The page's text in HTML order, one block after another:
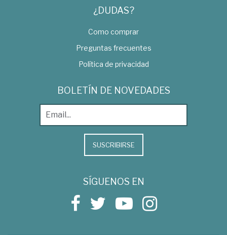
¿DUDAS?
Como comprar
Preguntas frecuentes
Política de privacidad
BOLETÍN DE NOVEDADES
SUSCRIBIRSE
SÍGUENOS EN